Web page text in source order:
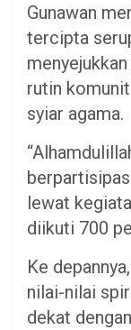
Gunawan
tercipta
rutin
syiar agama.
lewat
diikuti 700
Ke
nilai-nilai
dekat